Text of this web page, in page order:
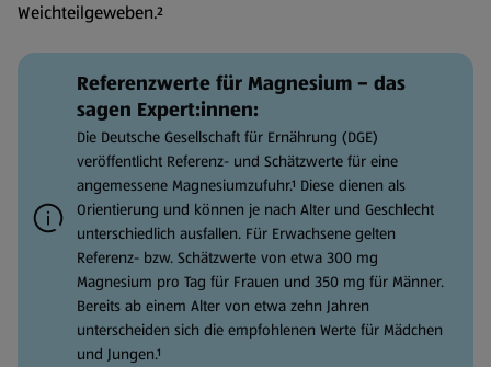
Weichteilgeweben.²
Referenzwerte für Magnesium – das
sagen Expert:innen:
Die Deutsche Gesellschaft für Ernährung (DGE)
veröffentlicht Referenz- und Schätzwerte für eine
angemessene Magnesiumzufuhr.¹ Diese dienen als
Orientierung und können je nach Alter und Geschlecht
unterschiedlich ausfallen. Für Erwachsene gelten
Referenz- bzw. Schätzwerte von etwa 300 mg
Magnesium pro Tag für Frauen und 350 mg für Männer.
Bereits ab einem Alter von etwa zehn Jahren
unterscheiden sich die empfohlenen Werte für Mädchen
und Jungen.¹